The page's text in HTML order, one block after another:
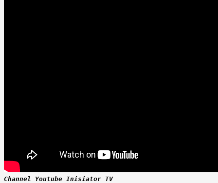
Channel Youtube Inisiator TV